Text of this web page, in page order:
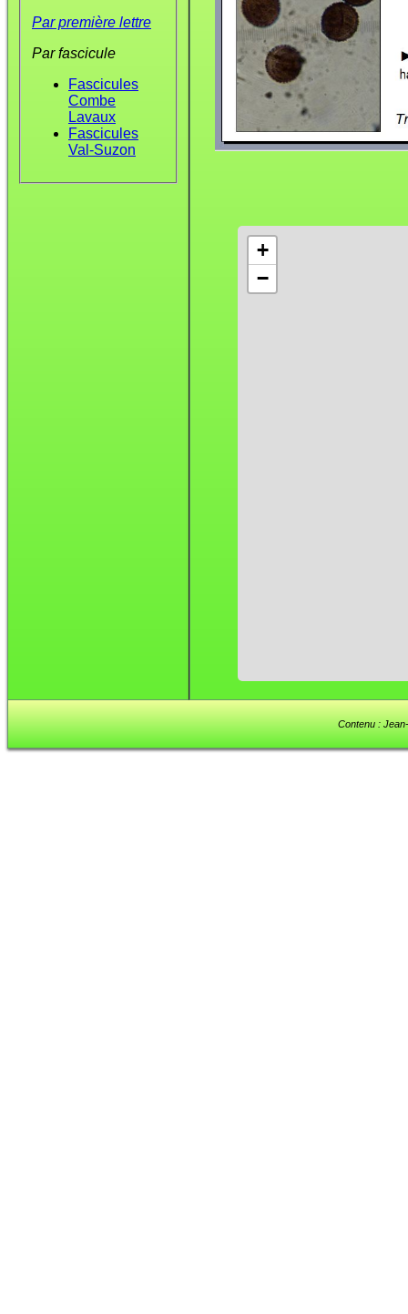
Par première lettre
Par fascicule
Fascicules
Combe
Lavaux
Fascicules
Val-Suzon
+
−
Contenu :